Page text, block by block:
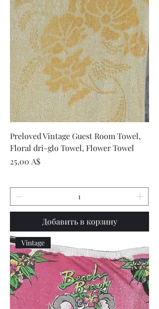
Preloved Vintage Guest Room Towel,
Floral dri-glo Towel, Flower Towel
Цена
25,00 A$
Добавить в корзину
Vintage